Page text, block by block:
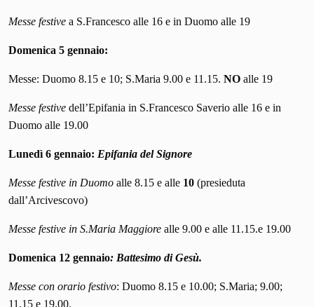
Messe festive a S.Francesco alle 16 e in Duomo alle 19
Domenica 5 gennaio:
Messe: Duomo 8.15 e 10; S.Maria 9.00 e 11.15. NO alle 19
Messe festive dell’Epifania in S.Francesco Saverio alle 16 e in
Duomo alle 19.00
Lunedì 6 gennaio: Epifania del Signore
Messe festive in Duomo alle 8.15 e alle 10 (presieduta
dall’Arcivescovo)
Messe festive in S.Maria Maggiore alle 9.00 e alle 11.15.e 19.00
Domenica 12 gennaio: Battesimo di Gesù.
Messe con orario festivo: Duomo 8.15 e 10.00; S.Maria; 9.00;
11.15 e 19.00.